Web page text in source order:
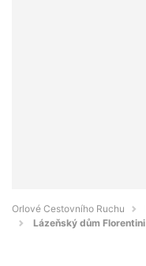
Orlové Cestovního Ruchu
Lázeňský dům Florentini